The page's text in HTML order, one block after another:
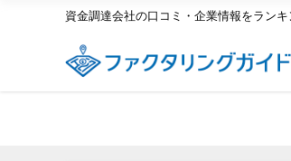
資金調達会社の口コミ・企業情報をランキ